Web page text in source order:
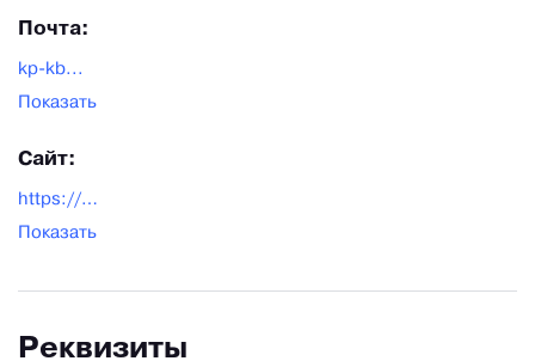
Почта:
kp-kb...
Показать
Сайт:
https://kolagmk.ru/
Показать
Реквизиты